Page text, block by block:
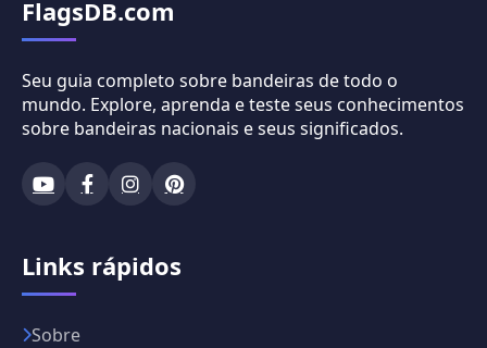
FlagsDB.com
Seu guia completo sobre bandeiras de todo o
mundo. Explore, aprenda e teste seus conhecimentos
sobre bandeiras nacionais e seus significados.
Links rápidos
Sobre